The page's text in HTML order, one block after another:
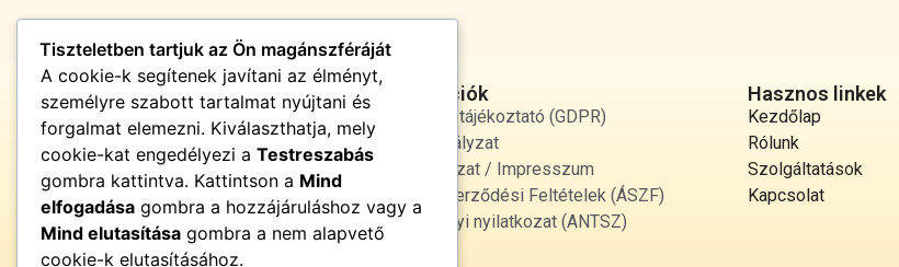
Energiatiszta élet •
fényben és harmóniában
Jogi infórmációk
Adatvédelmi tájékoztató (GDPR)
cookie szabályzat
Jogi nyilatkozat / Impresszum
Általános Szerződési Feltételek (ÁSZF)
Egészségügyi nyilatkozat (ANTSZ)
Hasznos linkek
Kezdőlap
Rólunk
Szolgáltatások
Kapcsolat
Tiszteletben tartjuk az Ön magánszféráját
A cookie-k segítenek javítani az élményt,
személyre szabott tartalmat nyújtani és
forgalmat elemezni. Kiválaszthatja, mely
cookie-kat engedélyezi a Testreszabás
gombra kattintva. Kattintson a Mind
elfogadása gombra a hozzájáruláshoz vagy a
Mind elutasítása gombra a nem alapvető
cookie-k elutasításához.